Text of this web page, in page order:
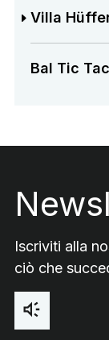
Villa
Bal Tic Tac
Iscriviti alla
ciò che